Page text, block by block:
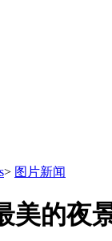
> 图片新闻
美的夜